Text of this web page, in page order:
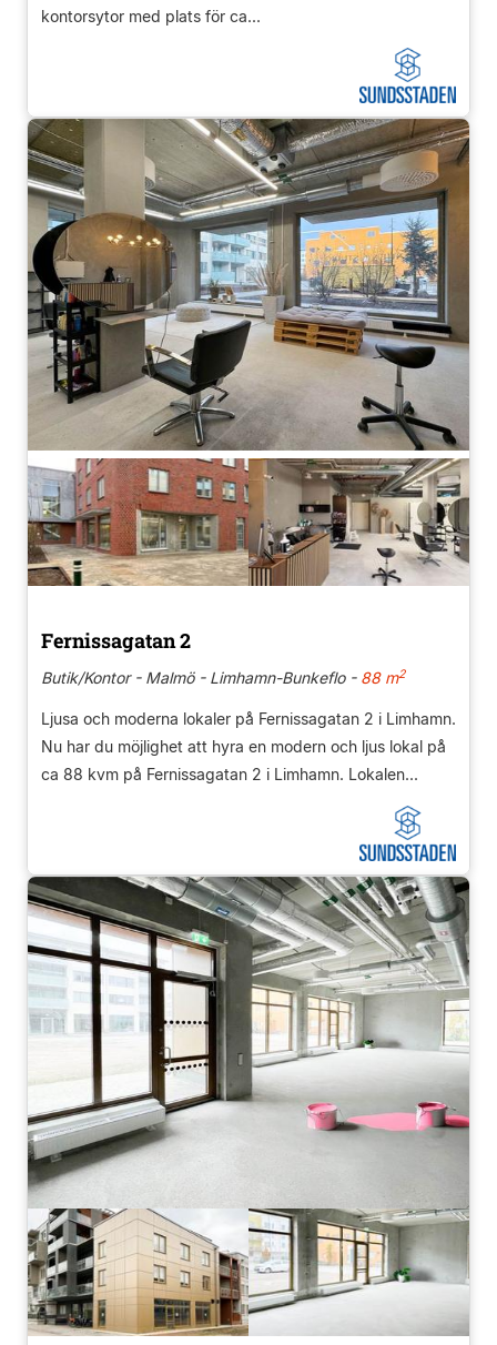
kontorsytor med plats för ca...
Fernissagatan 2
Butik/Kontor - Malmö - Limhamn-Bunkeflo -88 m2
Ljusa och moderna lokaler på Fernissagatan 2 i Limhamn.
Nu har du möjlighet att hyra en modern och ljus lokal på
ca 88 kvm på Fernissagatan 2 i Limhamn. Lokalen...